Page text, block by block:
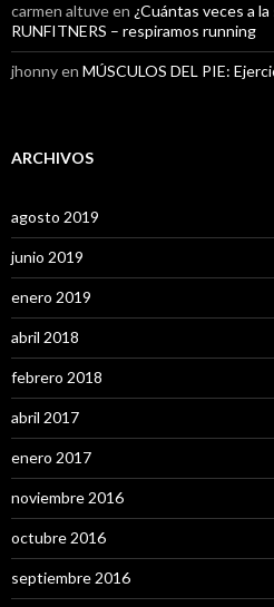
carmen altuveen ¿Cuántas veces a
RUNFITNERS – respiramos running
jhonnyen MÚSCULOS DEL PIE:
ARCHIVOS
agosto 2019
junio 2019
enero 2019
abril 2018
febrero 2018
abril 2017
enero 2017
noviembre 2016
octubre 2016
septiembre 2016